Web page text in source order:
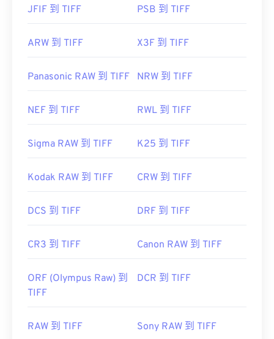
JFIF 到 TIFF PSB 到 TIFF
ARW 到 TIFF X3F 到 TIFF
Panasonic RAW 到 TIFF NRW 到 TIFF
NEF 到 TIFF RWL 到 TIFF
Sigma RAW 到 TIFF K25 到 TIFF
Kodak RAW 到 TIFF CRW 到 TIFF
DCS 到 TIFF DRF 到 TIFF
CR3 到 TIFF Canon RAW 到 TIFF
ORF (Olympus Raw) 到
TIFF
DCR 到 TIFF
RAW 到 TIFF Sony RAW 到 TIFF